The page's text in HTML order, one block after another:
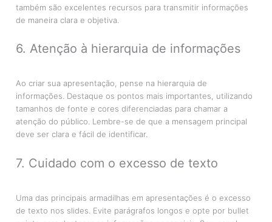
também são excelentes recursos para transmitir informações
de maneira clara e objetiva.
6. Atenção à hierarquia de informações
Ao criar sua apresentação, pense na hierarquia de
informações. Destaque os pontos mais importantes, utilizando
tamanhos de fonte e cores diferenciadas para chamar a
atenção do público. Lembre-se de que a mensagem principal
deve ser clara e fácil de identificar.
7. Cuidado com o excesso de texto
Uma das principais armadilhas em apresentações é o excesso
de texto nos slides. Evite parágrafos longos e opte por bullet